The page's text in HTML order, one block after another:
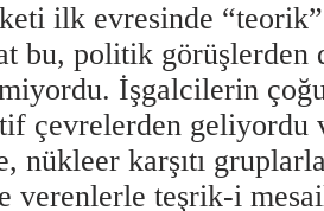
ilk evresinde “teorik”
bu, politik görüşlerden
İşgalcilerin
çevrelerden geliyordu
nükleer karşıtı
verenlerle teşrik-i